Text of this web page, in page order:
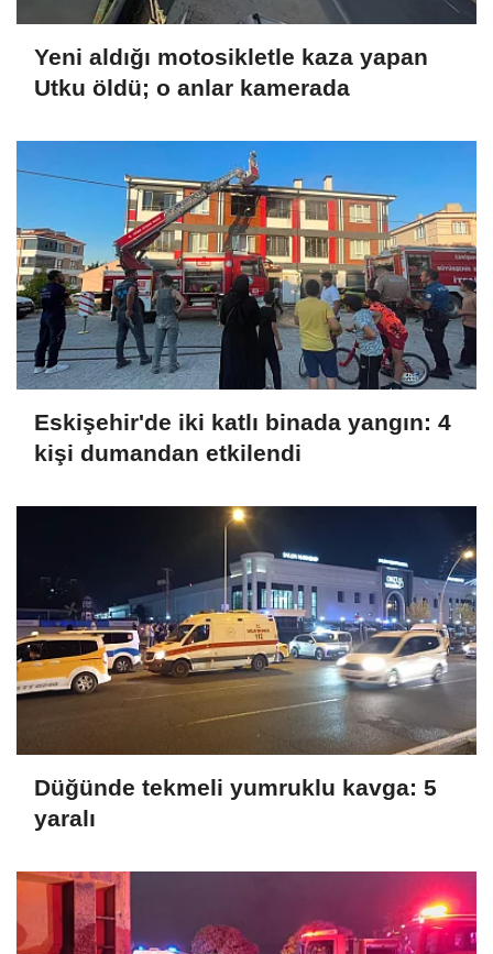
Yeni aldığı motosikletle kaza yapan
Utku öldü; o anlar kamerada
Eskişehir'de iki katlı binada yangın: 4
kişi dumandan etkilendi
Düğünde tekmeli yumruklu kavga: 5
yaralı